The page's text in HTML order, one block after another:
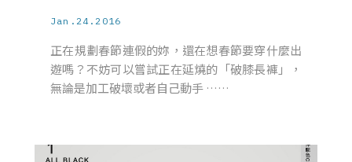
Jan.24.2016
正在規劃春節連假的妳，還在想春節要穿什麼出
遊嗎？不妨可以嘗試正在延燒的「破膝長褲」，
無論是加工破壞或者自己動手 ……